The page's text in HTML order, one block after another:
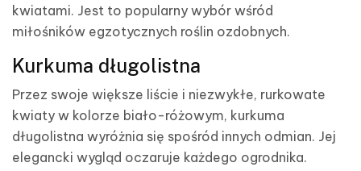
kwiatami. Jest to popularny wybór wśród
miłośników egzotycznych roślin ozdobnych.
Kurkuma długolistna
Przez swoje większe liście i niezwykłe, rurkowate
kwiaty w kolorze biało-różowym, kurkuma
długolistna wyróżnia się spośród innych odmian. Jej
elegancki wygląd oczaruje każdego ogrodnika.